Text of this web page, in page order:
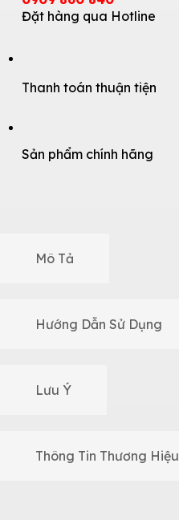
Đặt hàng qua Hotline
Thanh toán thuận tiện
Sản phẩm chính hãng
Mô Tả
Hướng Dẫn Sử Dụng
Lưu Ý
Thông Tin Thương Hiệu